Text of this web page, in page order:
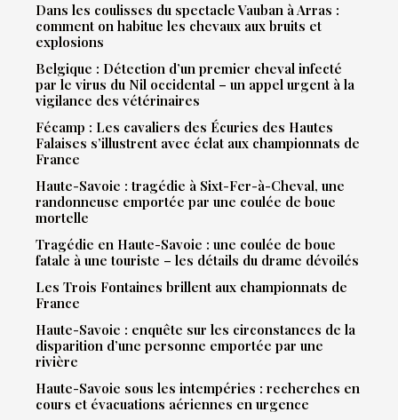
Dans les coulisses du spectacle Vauban à Arras :
comment on habitue les chevaux aux bruits et
explosions
Belgique : Détection d’un premier cheval infecté
par le virus du Nil occidental – un appel urgent à la
vigilance des vétérinaires
Fécamp : Les cavaliers des Écuries des Hautes
Falaises s’illustrent avec éclat aux championnats de
France
Haute-Savoie : tragédie à Sixt-Fer-à-Cheval, une
randonneuse emportée par une coulée de boue
mortelle
Tragédie en Haute-Savoie : une coulée de boue
fatale à une touriste – les détails du drame dévoilés
Les Trois Fontaines brillent aux championnats de
France
Haute-Savoie : enquête sur les circonstances de la
disparition d’une personne emportée par une
rivière
Haute-Savoie sous les intempéries : recherches en
cours et évacuations aériennes en urgence